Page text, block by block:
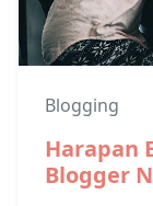
Blogging
Harapan
Blogger